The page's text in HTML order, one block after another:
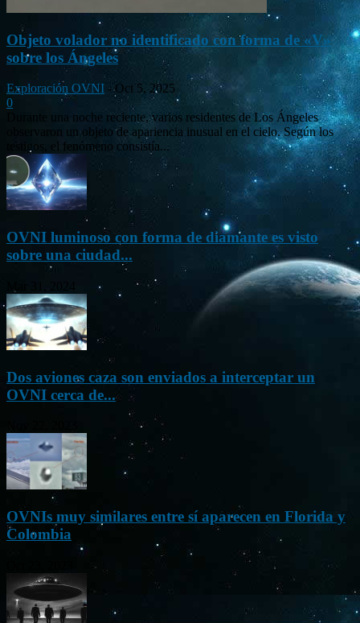
Objeto volador no identificado con forma de «V»
sobre los Ángeles
Exploración OVNI - Oct 5, 2025
0
Durante una noche reciente, varios residentes de Los Ángeles
observaron un objeto de apariencia inusual en el cielo. Según los
testigos, el fenómeno consistía...
OVNI luminoso con forma de diamante es visto
sobre una ciudad...
Dos aviones caza son enviados a interceptar un
OVNI cerca de...
OVNIs muy similares entre sí aparecen en Florida y
Colombia